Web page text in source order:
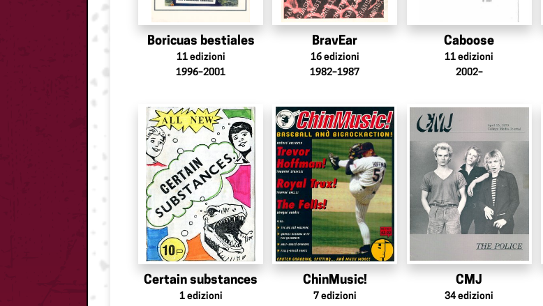
Boricuas bestiales
11 edizioni
1996–2001
BravEar
16 edizioni
1982–1987
Caboose
11 edizioni
2002–
Certain substances
1 edizioni
ChinMusic!
7 edizioni
CMJ
34 edizioni